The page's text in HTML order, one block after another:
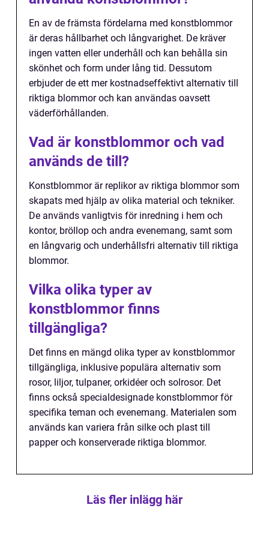
En av de främsta fördelarna med konstblommor
är deras hållbarhet och långvarighet. De kräver
ingen vatten eller underhåll och kan behålla sin
skönhet och form under lång tid. Dessutom
erbjuder de ett mer kostnadseffektivt alternativ till
riktiga blommor och kan användas oavsett
väderförhållanden.
Vad är konstblommor och vad
används de till?
Konstblommor är replikor av riktiga blommor som
skapats med hjälp av olika material och tekniker.
De används vanligtvis för inredning i hem och
kontor, bröllop och andra evenemang, samt som
en långvarig och underhållsfri alternativ till riktiga
blommor.
Vilka olika typer av
konstblommor finns
tillgängliga?
Det finns en mängd olika typer av konstblommor
tillgängliga, inklusive populära alternativ som
rosor, liljor, tulpaner, orkidéer och solrosor. Det
finns också specialdesignade konstblommor för
specifika teman och evenemang. Materialen som
används kan variera från silke och plast till
papper och konserverade riktiga blommor.
Läs fler inlägg här